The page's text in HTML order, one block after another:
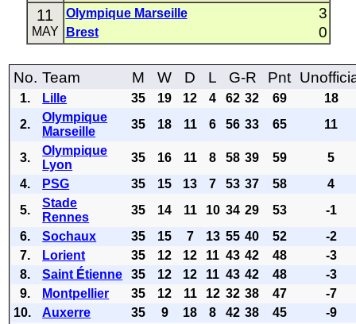
11
MAY
Olympique Marseille 3
Brest 0
No. Team M W D L G-R Pnt
1. Lille 35 19 12 4 62 32 69
18
2.
Olympique
Marseille
35 18 11 6 56 33 65 11
3.
Olympique
Lyon
35 16 11 8 58 39 59
5
4.
PSG 35 15 13 7 53 37 58
4
5.
Stade
Rennes
35 14 11 10 34 29 53
-1
6.
Sochaux 35 15 7 13 55 40 52
-2
7.
Lorient 35 12 12 11 43 42 48
-3
8.
Saint Étienne 35 12 12 11 43 42 48
-3
9.
Montpellier 35 12 11 12 32 38 47
-7
10.
Auxerre 35 9 18 8 42 38 45
-9